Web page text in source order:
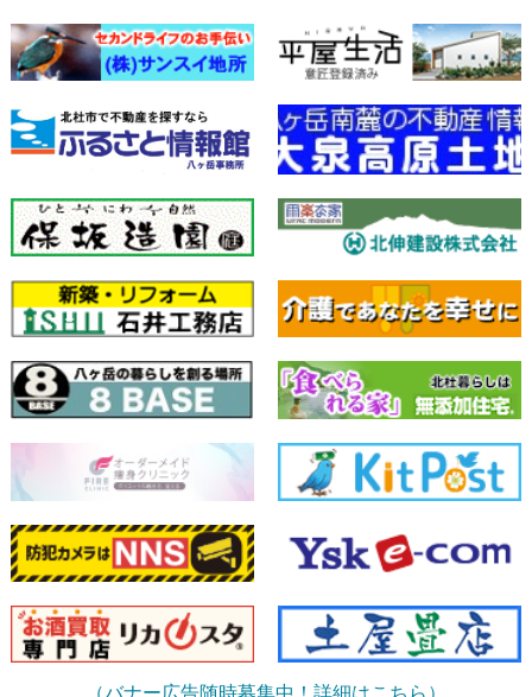
（バナー広告随時募集中！詳細はこちら）